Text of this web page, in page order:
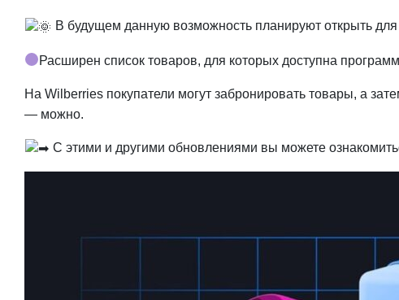
В будущем данную возможность планируют открыть
Расширен список товаров, для которых доступна
На Wilberries покупатели могут забронировать товары, а
— можно.
С этими и другими обновлениями вы можете